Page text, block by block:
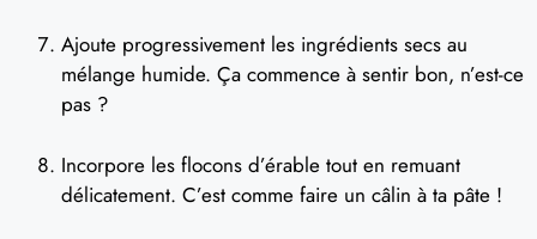
Ajoute progressivement les ingrédients secs au
mélange humide. Ça commence à sentir bon, n’est-ce
pas ?
Incorpore les flocons d’érable tout en remuant
délicatement. C’est comme faire un câlin à ta pâte !